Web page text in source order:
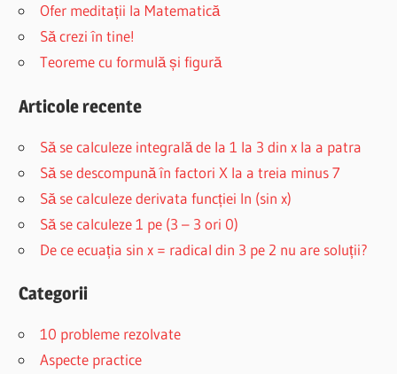
Ofer meditații la Matematică
Să crezi în tine!
Teoreme cu formulă și figură
Articole recente
Să se calculeze integrală de la 1 la 3 din x la a patra
Să se descompună în factori X la a treia minus 7
Să se calculeze derivata funcției ln (sin x)
Să se calculeze 1 pe (3 – 3 ori 0)
De ce ecuația sin x = radical din 3 pe 2 nu are soluții?
Categorii
10 probleme rezolvate
Aspecte practice